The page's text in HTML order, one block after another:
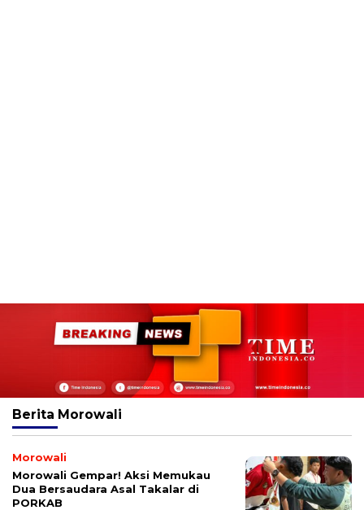
Berita Morowali
Morowali
Morowali Gempar! Aksi Memukau
Dua Bersaudara Asal Takalar di
PORKAB